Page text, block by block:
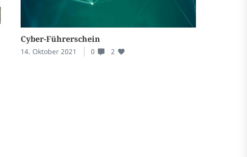
Cyber-Führerschein
14. Oktober 2021 0 2